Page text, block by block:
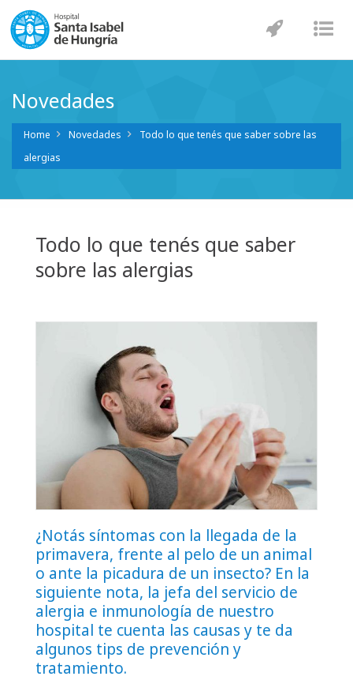
Novedades
Home Novedades
Todo lo que tenés que saber sobre las
alergias
Todo lo que tenés que saber
sobre las alergias
¿Notás síntomas con la llegada de la
primavera, frente al pelo de un animal
o ante la picadura de un insecto? En la
siguiente nota, la jefa del servicio de
alergia e inmunología de nuestro
hospital te cuenta las causas y te da
algunos tips de prevención y
tratamiento.